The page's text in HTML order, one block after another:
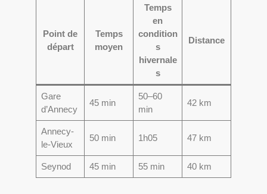
Point de
départ
Temps
moyen
Temps
en
condition
s
hivernale
s
Distance
Gare
d’Annecy
45 min
50–60
min
42 km
Annecy-
le-Vieux
50 min 1h05 47 km
Seynod 45 min 55 min 40 km